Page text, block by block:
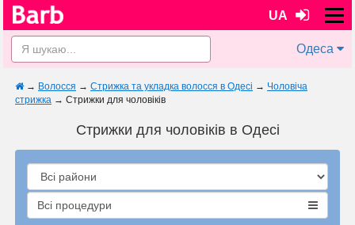
UA
Одеса
→ Волосся → Стрижка та укладка волосся в Одесі → Чоловіча
стрижка → Стрижки для чоловіків
Стрижки для чоловіків в Одесі
Всі процедури